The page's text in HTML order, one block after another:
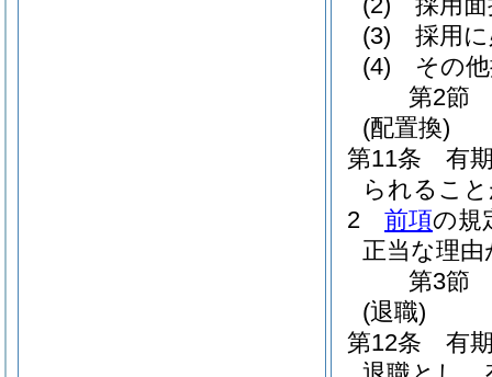
(3)
採用
(4)
その
第2節
(配置換)
第11条
有
られるこ
2
前項の規
正当な理
第3節
(退職)
第12条
有